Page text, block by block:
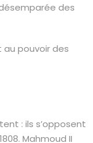
des
pouvoir des
: ils s’opposent
Mahmoud II